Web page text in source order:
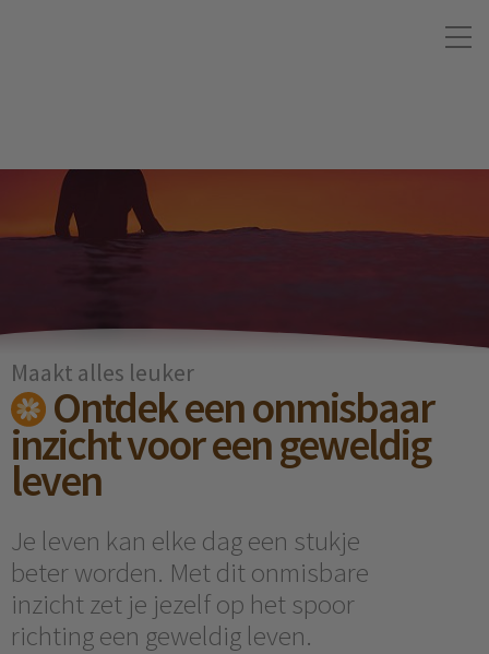
Maakt alles leuker
Ontdek een onmisbaar
inzicht voor een geweldig
leven
Je leven kan elke dag een stukje
beter worden. Met dit onmisbare
inzicht zet je jezelf op het spoor
richting een geweldig leven.